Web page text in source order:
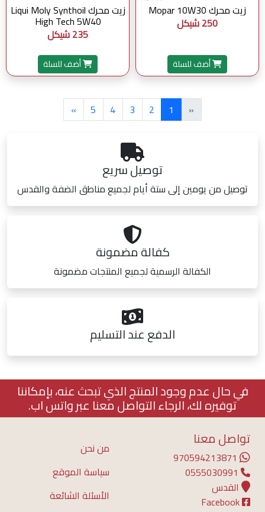
زيت محرك Mopar 10W30
250 شيكل
أضف للسلة
زيت محرك Liqui Moly Synthoil
High Tech 5W40
235 شيكل
أضف للسلة
«
1
2
3
4
5
»
توصيل سريع
توصيل من يومين إلى ستة أيام لجميع مناطق الضفة والقدس
كفالة مضمونة
الكفالة الرسمية لجميع المنتجات مضمونة
الدفع عند التسليم
في حال عدم وجود المنتج الذي تبحث عنه، بإمكاننا
توفيره لك، الرجاء التواصل معنا عبر واتس اب.
تواصل معنا
0555030991
القدس
من نحن
سياسة الموقع
الأسئلة الشائعة